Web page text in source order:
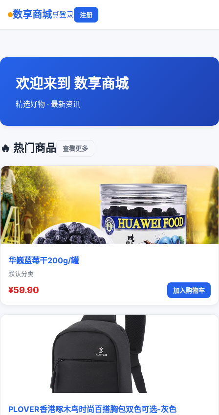
数享商城🛒登录 注册
欢迎来到 数享商城
精选好物 · 最新资讯
🔥 热门商品 查看更多
华巍蓝莓干200g/罐
默认分类
¥59.90 加入购物车
PLOVER香港啄木鸟时尚百搭胸包双色可选-灰色